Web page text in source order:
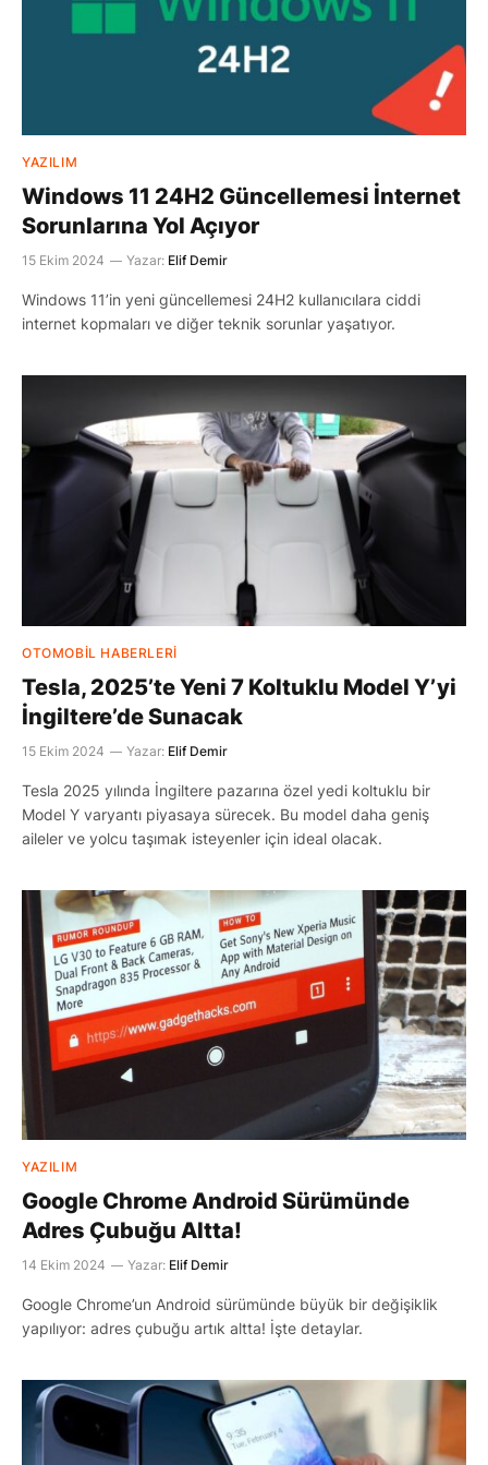
YAZILIM
Windows 11 24H2 Güncellemesi İnternet
Sorunlarına Yol Açıyor
15 Ekim 2024 Yazar: Elif Demir
Windows 11’in yeni güncellemesi 24H2 kullanıcılara ciddi
internet kopmaları ve diğer teknik sorunlar yaşatıyor.
OTOMOBIL HABERLERI
Tesla, 2025’te Yeni 7 Koltuklu Model Y’yi
İngiltere’de Sunacak
15 Ekim 2024 Yazar: Elif Demir
Tesla 2025 yılında İngiltere pazarına özel yedi koltuklu bir
Model Y varyantı piyasaya sürecek. Bu model daha geniş
aileler ve yolcu taşımak isteyenler için ideal olacak.
YAZILIM
Google Chrome Android Sürümünde
Adres Çubuğu Altta!
14 Ekim 2024 Yazar: Elif Demir
Google Chrome’un Android sürümünde büyük bir değişiklik
yapılıyor: adres çubuğu artık altta! İşte detaylar.